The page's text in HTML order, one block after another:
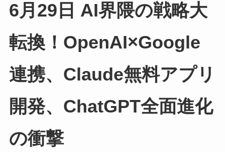
6月29日 AI界隈の戦略大
転換！OpenAI×Google
連携、Claude無料アプリ
開発、ChatGPT全面進化
の衝撃